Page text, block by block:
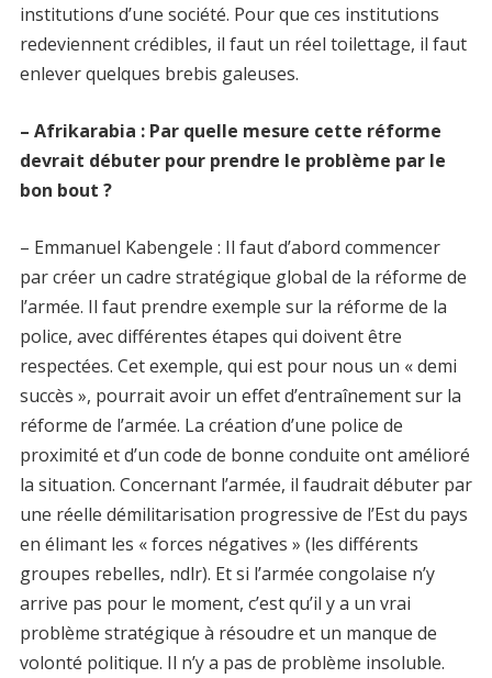
institutions d’une société. Pour que ces institutions
redeviennent crédibles, il faut un réel toilettage, il faut
enlever quelques brebis galeuses.
– Afrikarabia : Par quelle mesure cette réforme
devrait débuter pour prendre le problème par le
bon bout ?
– Emmanuel Kabengele : Il faut d’abord commencer
par créer un cadre stratégique global de la réforme de
l’armée. Il faut prendre exemple sur la réforme de la
police, avec différentes étapes qui doivent être
respectées. Cet exemple, qui est pour nous un « demi
succès », pourrait avoir un effet d’entraînement sur la
réforme de l’armée. La création d’une police de
proximité et d’un code de bonne conduite ont amélioré
la situation. Concernant l’armée, il faudrait débuter par
une réelle démilitarisation progressive de l’Est du pays
en élimant les « forces négatives » (les différents
groupes rebelles, ndlr). Et si l’armée congolaise n’y
arrive pas pour le moment, c’est qu’il y a un vrai
problème stratégique à résoudre et un manque de
volonté politique. Il n’y a pas de problème insoluble.